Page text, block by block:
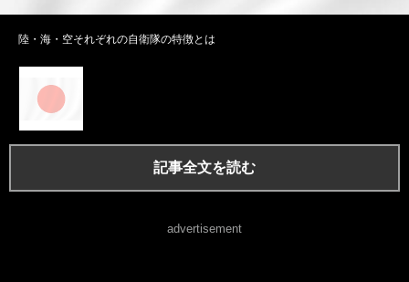
陸・海・空それぞれの自衛隊の特徴とは
記事全文を読む
advertisement